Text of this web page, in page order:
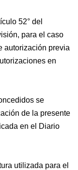
52° del
para el caso
autorización previa
en
se
de la presente
en el Diario
utilizada para el